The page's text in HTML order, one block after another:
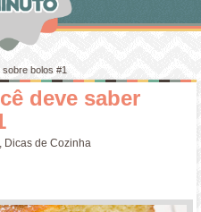
bolos #1
deve saber
, Dicas de Cozinha